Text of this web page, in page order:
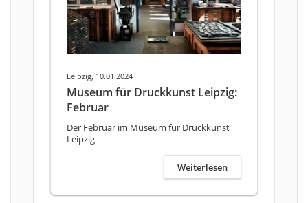
Leipzig, 10.01.2024
Museum für Druckkunst Leipzig:
Februar
Der Februar im Museum für Druckkunst
Leipzig
Weiterlesen